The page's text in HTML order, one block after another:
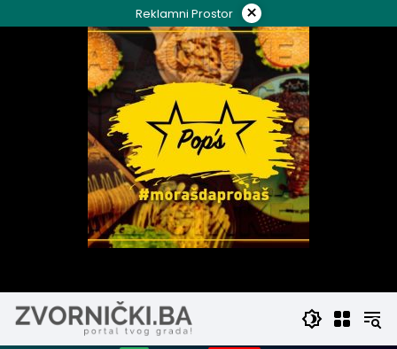
to
Reklamni Prostor ×